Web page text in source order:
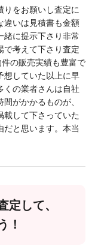
りをお願いし査定に
違いは見積書も金額
緒に提示下さり非常
で考えて下さり査定
の販売実績も豊富で
想していた以上に早
くの業者さんは自社
がかかるものが、
載して下さっていた
だと思います。本当
定して、
！